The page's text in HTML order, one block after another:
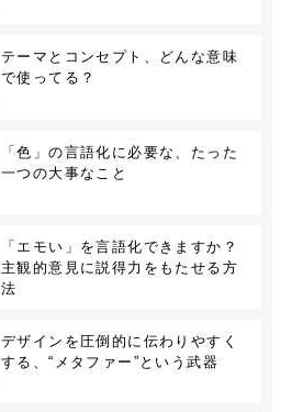
テーマとコンセプト、どんな意味
で使ってる？
「色」の言語化に必要な、たった
一つの大事なこと
「エモい」を言語化できますか？
主観的意見に説得力をもたせる方
法
デザインを圧倒的に伝わりやすく
する、“メタファー”という武器